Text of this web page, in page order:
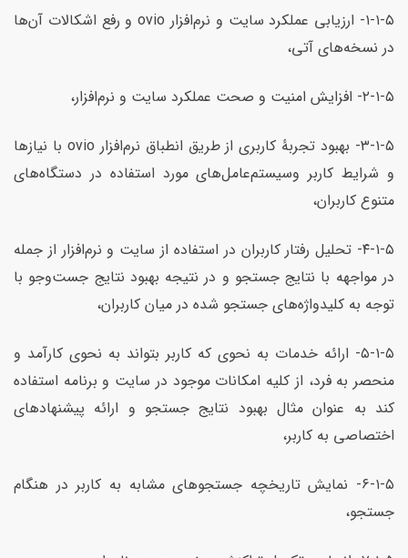
۱-۱-۵- ارزیابی عملکرد سایت و نرم‌افزار ovio و رفع اشکالات آن‌ها
در نسخه‌های آتی،
۲-۱-۵- افزایش امنیت و صحت عملکرد سایت و نرم‌افزار،
۳-۱-۵- بهبود تجربۀ کاربری از طریق انطباق نرم‌افزار ovio با نیازها
و شرایط کاربر وسیستم‌عامل‌های مورد استفاده در دستگاه‌های
متنوع کاربران،
۴-۱-۵- تحلیل رفتار کاربران در استفاده از سایت و نرم‌افزار از جمله
در مواجهه با نتایج جستجو و در نتیجه بهبود نتایج جست‌وجو با
توجه به کلیدواژه‌های جستجو شده در میان کاربران،
۵-۱-۵- ارائه خدمات به نحوی که کاربر بتواند به نحوی کارآمد و
منحصر به فرد، از کلیه امکانات موجود در سایت و برنامه استفاده
کند به عنوان مثال بهبود نتایج جستجو و ارائه پیشنهاد‌های
اختصاصی به کاربر،
۶-۱-۵- نمایش تاریخچه جستجوهای مشابه به کاربر در هنگام
جستجو،